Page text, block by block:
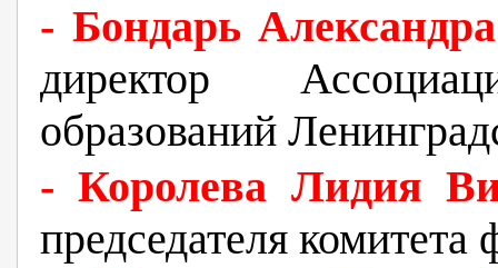
- Бондарь
директор
образований
- Королева Лидия
председателя